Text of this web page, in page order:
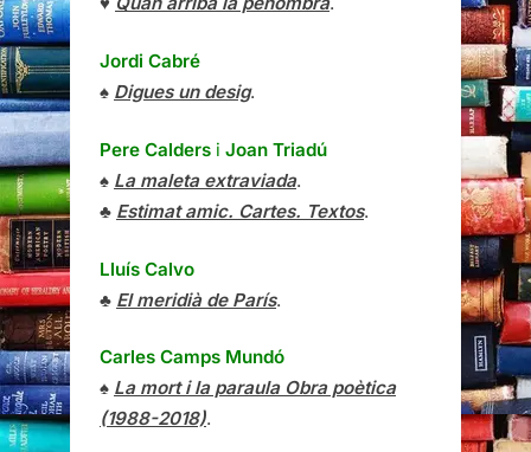
Jordi Cabré
♠ Digues un desig.
Pere Calders i Joan Triadú
♠ La maleta extraviada.
♣ Estimat amic. Cartes. Textos.
Lluís Calvo
♣ El meridià de París.
Carles Camps Mundó
♠ La mort i la paraula Obra poètica
(1988-2018).